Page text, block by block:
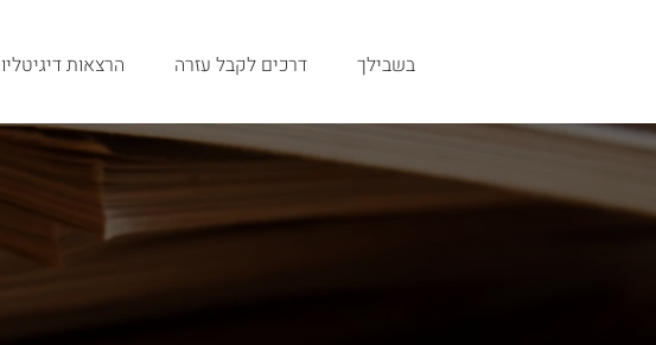
בשבילך דרכים לקבל עזרה הרצאות